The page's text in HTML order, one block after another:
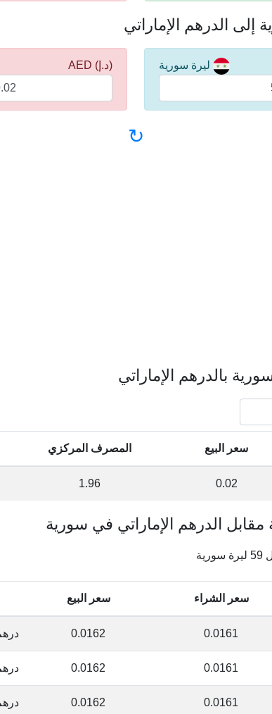
ليرة سورية (د.إ) AED
↻
سعر البيع المصرف المركزي
0.02
1.96
سعر الشراء سعر البيع
0.0161
0.0162
0.0161
0.0162
0.0161
0.0162